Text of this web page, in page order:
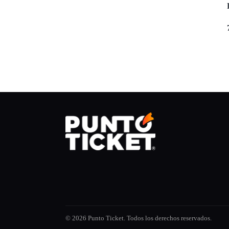
© 2026 Punto Ticket. Todos los derechos reservados.